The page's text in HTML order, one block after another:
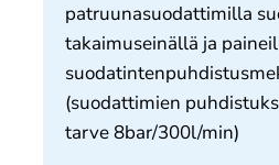
patruunasuodattimilla
takaimuseinällä ja
(suodattimien
tarve 8bar/300l/min)